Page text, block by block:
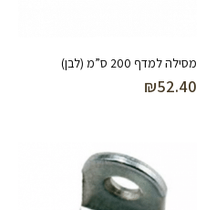
מסילה למדף 200 ס”מ (לבן)
₪52.40